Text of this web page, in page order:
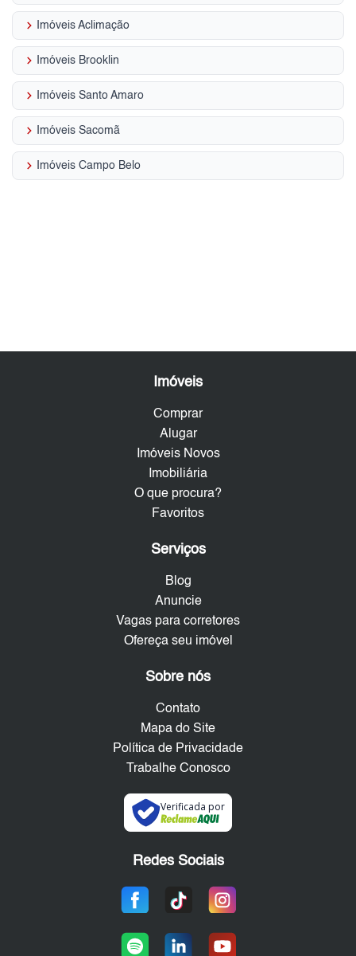
keyboard_arrow_right Imóveis Aclimação
keyboard_arrow_right Imóveis Brooklin
keyboard_arrow_right Imóveis Santo Amaro
keyboard_arrow_right Imóveis Sacomã
keyboard_arrow_right Imóveis Campo Belo
Imóveis
Comprar
Alugar
Imóveis Novos
Imobiliária
O que procura?
Favoritos
Serviços
Blog
Anuncie
Vagas para corretores
Ofereça seu imóvel
Sobre nós
Contato
Mapa do Site
Política de Privacidade
Trabalhe Conosco
Verificada por
Redes Sociais